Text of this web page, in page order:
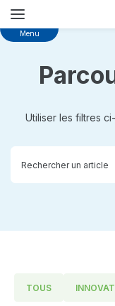
Skip
Menu
Utiliser les filtres
TOUS